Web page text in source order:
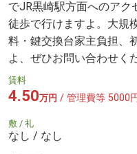
でJR黒崎駅方面へのアク
徒歩で行けますよ。大規
料・鍵交換台家主負担、
よ、ぜひお問い合わせく
賃料
4.50万円 / 管理費等 5000
敷 / 礼
なし / なし